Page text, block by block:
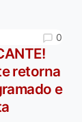
0
retorna
e